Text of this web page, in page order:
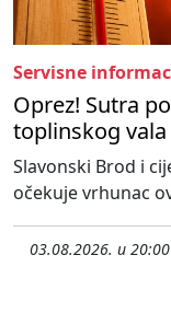
Servisne
Oprez! Sutra
toplinskog vala
Slavonski Brod i
očekuje vrhunac
03.08.2026. u 20:00